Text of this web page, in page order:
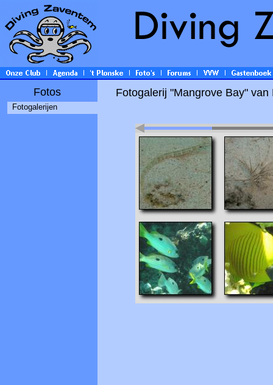
Fotos
Fotogalerijen
Fotogalerij "Mangrove Bay" van